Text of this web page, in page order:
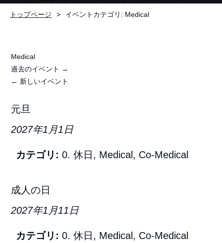
トップページ イベントカテゴリ: Medical
Medical
過去のイベント →
← 新しいイベント
元旦
2027年1月1日
カテゴリ: 0. 休日 , Medical , Co-Medical
成人の日
2027年1月11日
カテゴリ: 0. 休日 , Medical , Co-Medical